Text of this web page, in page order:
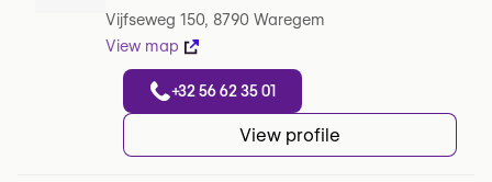
Vijfseweg 150, 8790 Waregem
View map
+32 56 62 35 01
View profile